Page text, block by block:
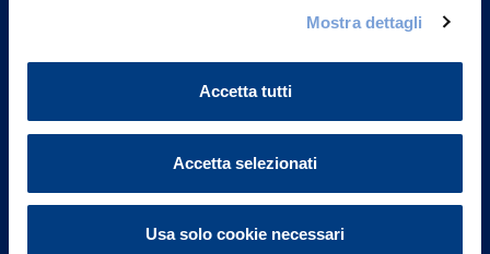
Mostra dettagli
Accetta tutti
Accetta selezionati
Usa solo cookie necessari
Part. IVA 01329510158
FAQ